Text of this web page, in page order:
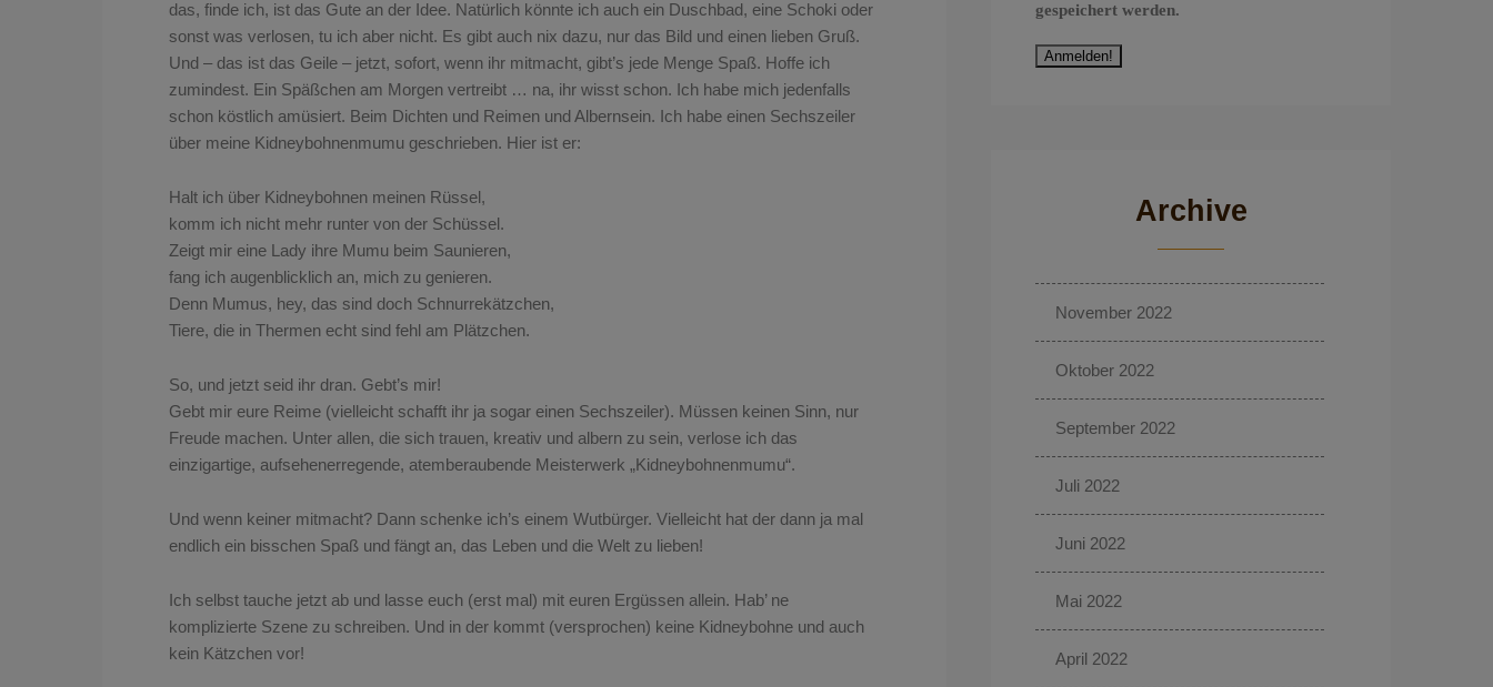
das, finde ich, ist das Gute an der Idee. Natürlich könnte ich auch ein Duschbad, eine Schoki oder
sonst was verlosen, tu ich aber nicht. Es gibt auch nix dazu, nur das Bild und einen lieben Gruß.
Und – das ist das Geile – jetzt, sofort, wenn ihr mitmacht, gibt’s jede Menge Spaß. Hoffe ich
zumindest. Ein Späßchen am Morgen vertreibt … na, ihr wisst schon. Ich habe mich jedenfalls
schon köstlich amüsiert. Beim Dichten und Reimen und Albernsein. Ich habe einen Sechszeiler
über meine Kidneybohnenmumu geschrieben. Hier ist er:
Halt ich über Kidneybohnen meinen Rüssel,
komm ich nicht mehr runter von der Schüssel.
Zeigt mir eine Lady ihre Mumu beim Saunieren,
fang ich augenblicklich an, mich zu genieren.
Denn Mumus, hey, das sind doch Schnurrekätzchen,
Tiere, die in Thermen echt sind fehl am Plätzchen.
So, und jetzt seid ihr dran. Gebt’s mir!
Gebt mir eure Reime (vielleicht schafft ihr ja sogar einen Sechszeiler). Müssen keinen Sinn, nur
Freude machen. Unter allen, die sich trauen, kreativ und albern zu sein, verlose ich das
einzigartige, aufsehenerregende, atemberaubende Meisterwerk „Kidneybohnenmumu“.
Und wenn keiner mitmacht? Dann schenke ich’s einem Wutbürger. Vielleicht hat der dann ja mal
endlich ein bisschen Spaß und fängt an, das Leben und die Welt zu lieben!
Ich selbst tauche jetzt ab und lasse euch (erst mal) mit euren Ergüssen allein. Hab’ ne
komplizierte Szene zu schreiben. Und in der kommt (versprochen) keine Kidneybohne und auch
kein Kätzchen vor!
gespeichert werden.
Archive
November 2022
Oktober 2022
September 2022
Juli 2022
Juni 2022
Mai 2022
April 2022